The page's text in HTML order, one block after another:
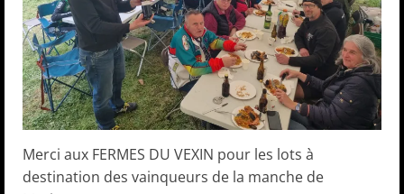
Merci aux FERMES DU VEXIN pour les lots à
destination des vainqueurs de la manche de